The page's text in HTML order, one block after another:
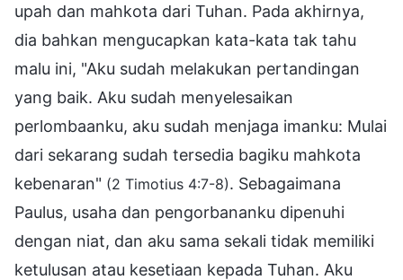
upah dan mahkota dari Tuhan. Pada akhirnya,
dia bahkan mengucapkan kata-kata tak tahu
malu ini, "Aku sudah melakukan pertandingan
yang baik. Aku sudah menyelesaikan
perlombaanku, aku sudah menjaga imanku: Mulai
dari sekarang sudah tersedia bagiku mahkota
kebenaran" (2 Timotius 4:7-8). Sebagaimana
Paulus, usaha dan pengorbananku dipenuhi
dengan niat, dan aku sama sekali tidak memiliki
ketulusan atau kesetiaan kepada Tuhan. Aku